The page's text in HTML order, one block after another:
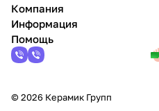
Компания
Информация
Помощь
© 2026 Керамик Групп